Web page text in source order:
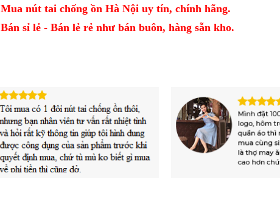
Mua nút tai chống ồn Hà Nội uy tín, chính hãng.
Bán sỉ lẻ - Bán lẻ rẻ như bán buôn, hàng sẵn kho.